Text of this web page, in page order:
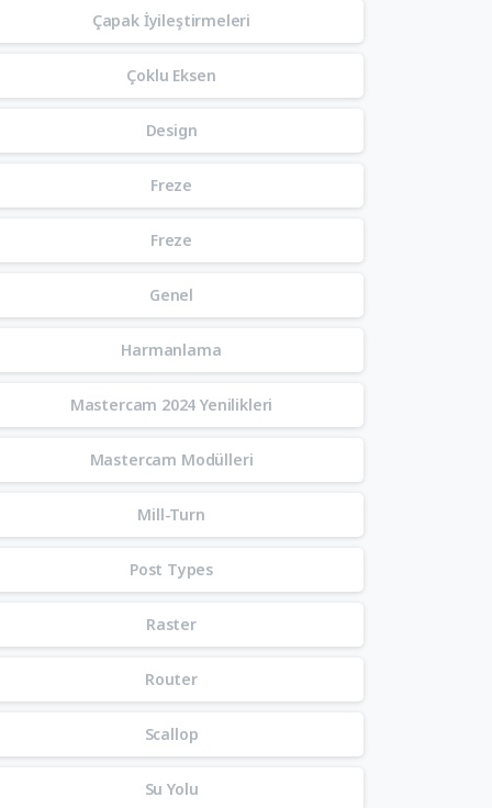
Çapak İyileştirmeleri
Çoklu Eksen
Design
Freze
Freze
Genel
Harmanlama
Mastercam 2024 Yenilikleri
Mastercam Modülleri
Mill-Turn
Post Types
Raster
Router
Scallop
Su Yolu